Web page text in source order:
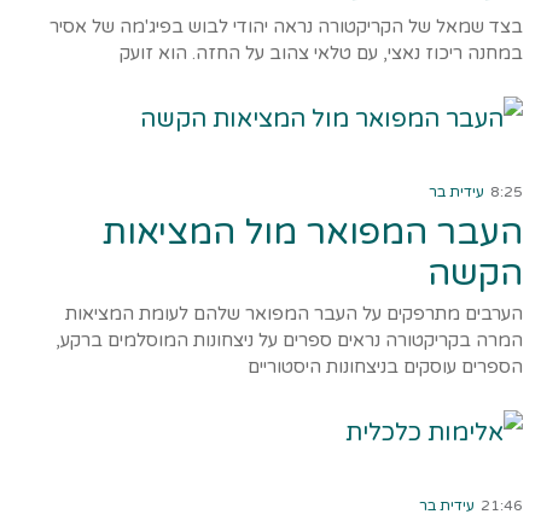
בצד שמאל של הקריקטורה נראה יהודי לבוש בפיג'מה של אסיר
במחנה ריכוז נאצי, עם טלאי צהוב על החזה. הוא זועק
8:25 עידית בר
העבר המפואר מול המציאות
הקשה
הערבים מתרפקים על העבר המפואר שלהם לעומת המציאות
המרה בקריקטורה נראים ספרים על ניצחונות המוסלמים ברקע,
הספרים עוסקים בניצחונות היסטוריים
21:46 עידית בר